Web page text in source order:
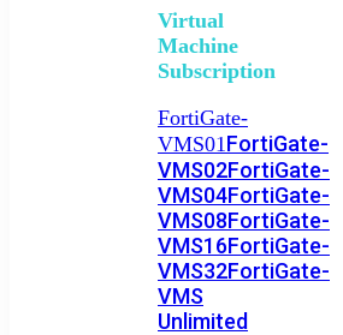
Virtual
Machine
Subscription
FortiGate-
VMS01FortiGate-
VMS02FortiGate-
VMS04FortiGate-
VMS08FortiGate-
VMS16FortiGate-
VMS32FortiGate-
VMS
Unlimited